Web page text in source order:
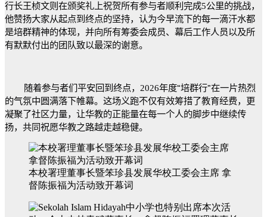
行长王桢文则在颁奖礼上祝贺所有参与者顺利完成5公里的挑战，
他赞扬大家从起点到终点的坚持，认为今早流下的每一滴汗水都
是培群精神的体现，并向所有筹委会成员、幕后工作人员以及所
有默默付出的团队致以最深的谢意。
随着参与者们平安回到终点， 2026年度“培群行”在一片热烈
的气氛中圆满落下帷幕。这场义跑不仅有效筹措了教育经费，更
凝聚了社区力量，让华教的正能量在每一个人的脚步中继续传
扬，共同祝愿华教之路越走越稳健。
本校署理董事长暨笨珍县发展华校工委会主席 拿
督陈振福为活动致开幕词